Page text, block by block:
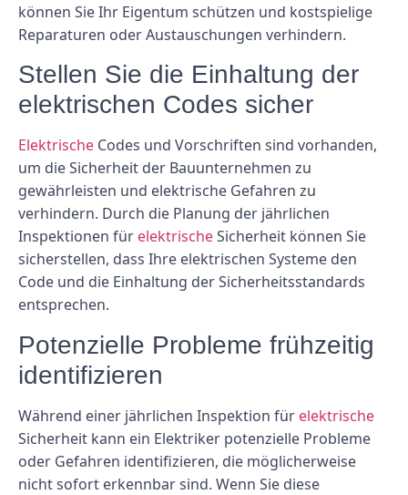
können Sie Ihr Eigentum schützen und kostspielige
Reparaturen oder Austauschungen verhindern.
Stellen Sie die Einhaltung der
elektrischen Codes sicher
Elektrische Codes und Vorschriften sind vorhanden,
um die Sicherheit der Bauunternehmen zu
gewährleisten und elektrische Gefahren zu
verhindern. Durch die Planung der jährlichen
Inspektionen für elektrischeSicherheit können Sie
sicherstellen, dass Ihre elektrischen Systeme den
Code und die Einhaltung der Sicherheitsstandards
entsprechen.
Potenzielle Probleme frühzeitig
identifizieren
Während einer jährlichen Inspektion für elektrische
Sicherheit kann ein Elektriker potenzielle Probleme
oder Gefahren identifizieren, die möglicherweise
nicht sofort erkennbar sind. Wenn Sie diese